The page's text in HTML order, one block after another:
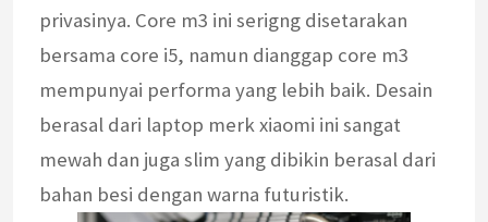
privasinya. Core m3 ini serigng disetarakan
bersama core i5, namun dianggap core m3
mempunyai performa yang lebih baik. Desain
berasal dari laptop merk xiaomi ini sangat
mewah dan juga slim yang dibikin berasal dari
bahan besi dengan warna futuristik.